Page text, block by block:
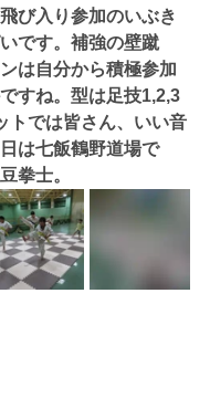
び入り参加のいぶき
です。補強の壁蹴
は自分から積極参加
すね。型は足技1,2,3
トでは皆さん、いい音
は七飯鶴野道場で
拳士。